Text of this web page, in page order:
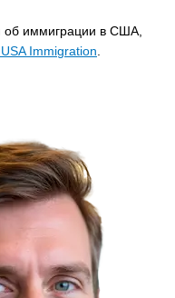
об иммиграции в США,
Immigration.